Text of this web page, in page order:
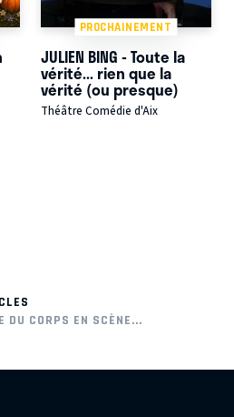
PROCHAINEMENT
JULIEN BING - Toute la
vérité... rien que la
vérité (ou presque)
Théâtre Comédie d'Aix
DU CORPS EN SCÈNE...